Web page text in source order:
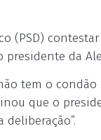
(PSD)
da
tem o
que o